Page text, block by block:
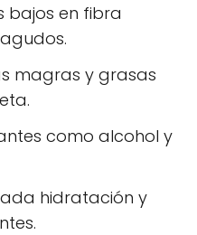
bajos en fibra
magras y grasas
como alcohol y
hidratación y